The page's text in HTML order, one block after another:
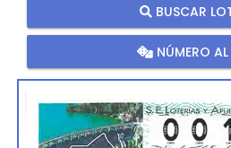
BUSCAR
NÚMERO AL